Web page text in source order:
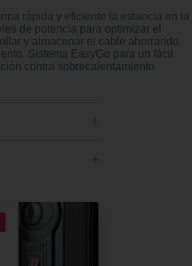
rápida y eficiente la estancia en la
de potencia para optimizar el
y almacenar el cable ahorrando
Sistema EasyGo para un fácil
contra sobrecalentamiento